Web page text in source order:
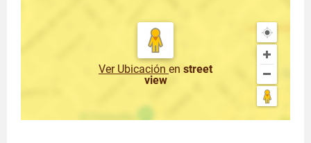
Ver Ubicación en street
view